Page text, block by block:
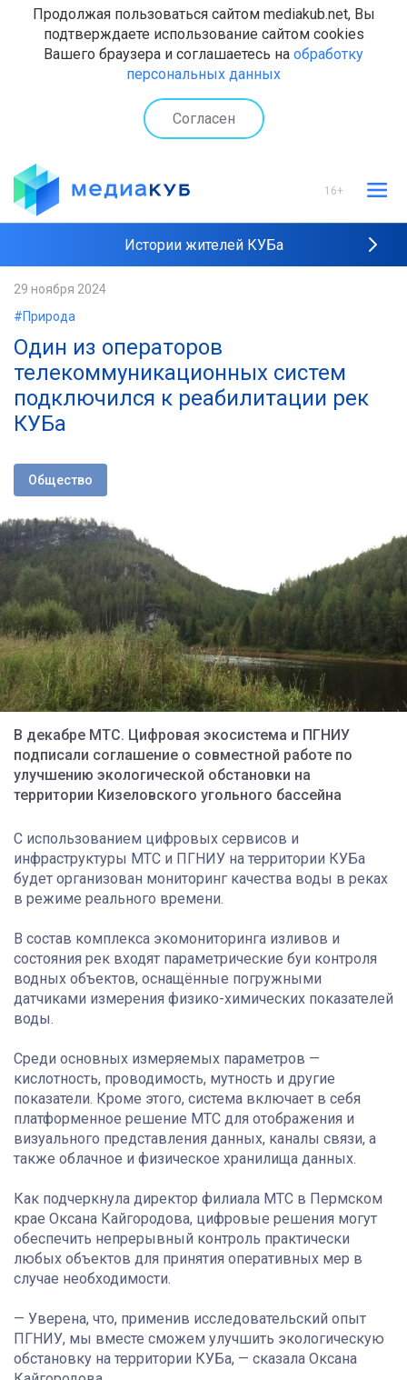
Продолжая пользоваться сайтом mediakub.net, Вы
подтверждаете использование сайтом cookies
Вашего браузера и соглашаетесь на обработку
персональных данных
Согласен
16+
Истории жителей КУБа
29 ноября 2024
#Природа
Один из операторов
телекоммуникационных систем
подключился к реабилитации рек
КУБа
Общество
В декабре МТС. Цифровая экосистема и ПГНИУ
подписали соглашение о совместной работе по
улучшению экологической обстановки на
территории Кизеловского угольного бассейна
С использованием цифровых сервисов и
инфраструктуры МТС и ПГНИУ на территории КУБа
будет организован мониторинг качества воды в реках
в режиме реального времени.
В состав комплекса экомониторинга изливов и
состояния рек входят параметрические буи контроля
водных объектов, оснащённые погружными
датчиками измерения физико-химических показателей
воды.
Среди основных измеряемых параметров —
кислотность, проводимость, мутность и другие
показатели. Кроме этого, система включает в себя
платформенное решение МТС для отображения и
визуального представления данных, каналы связи, а
также облачное и физическое хранилища данных.
Как подчеркнула директор филиала МТС в Пермском
крае Оксана Кайгородова, цифровые решения могут
обеспечить непрерывный контроль практически
любых объектов для принятия оперативных мер в
случае необходимости.
— Уверена, что, применив исследовательский опыт
ПГНИУ, мы вместе сможем улучшить экологическую
обстановку на территории КУБа, — сказала Оксана